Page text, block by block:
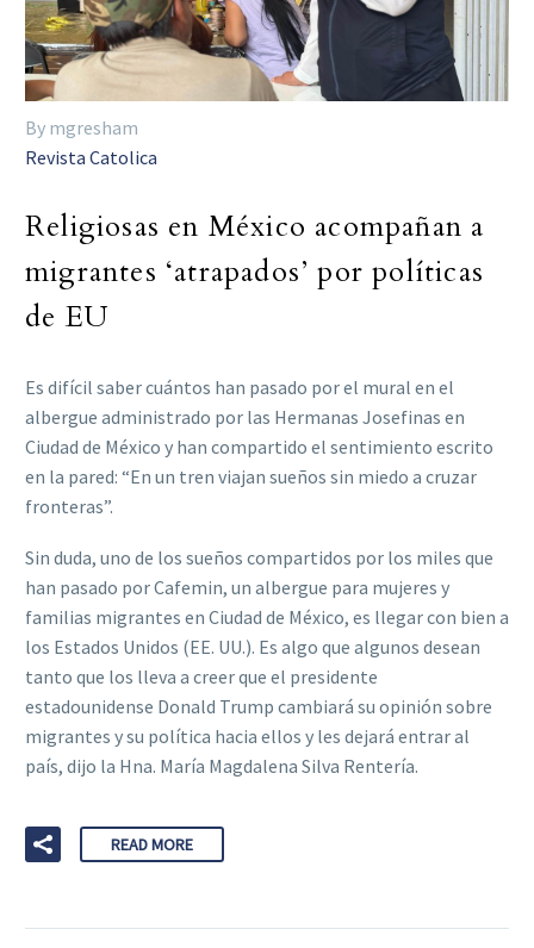
By mgresham
Revista Catolica
Religiosas en México acompañan a
migrantes ‘atrapados’ por políticas
de EU
Es difícil saber cuántos han pasado por el mural en el
albergue administrado por las Hermanas Josefinas en
Ciudad de México y han compartido el sentimiento escrito
en la pared: “En un tren viajan sueños sin miedo a cruzar
fronteras”.
Sin duda, uno de los sueños compartidos por los miles que
han pasado por Cafemin, un albergue para mujeres y
familias migrantes en Ciudad de México, es llegar con bien a
los Estados Unidos (EE. UU.). Es algo que algunos desean
tanto que los lleva a creer que el presidente
estadounidense Donald Trump cambiará su opinión sobre
migrantes y su política hacia ellos y les dejará entrar al
país, dijo la Hna. María Magdalena Silva Rentería.
READ MORE